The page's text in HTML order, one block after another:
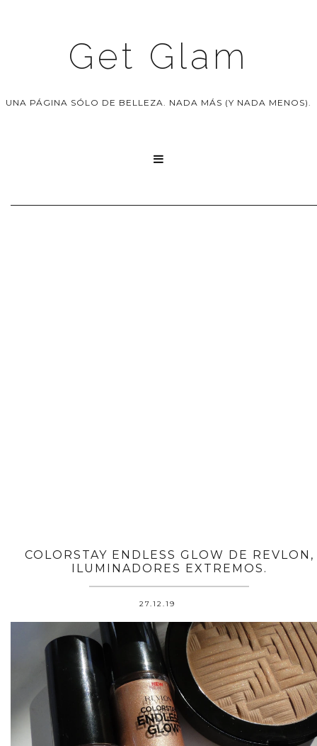
Get Glam
UNA PÁGINA SÓLO DE BELLEZA. NADA MÁS (Y NADA MENOS).

COLORSTAY ENDLESS GLOW DE REVLON,
ILUMINADORES EXTREMOS.
27.12.19